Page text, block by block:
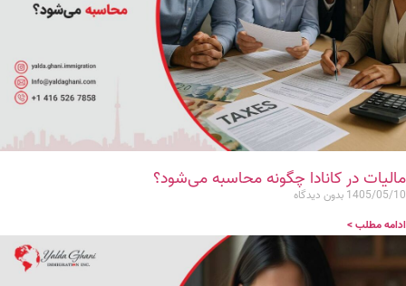
مالیات در کانادا چگونه محاسبه می‌شود؟
1405/05/10 بدون دیدگاه
ادامه مطلب >